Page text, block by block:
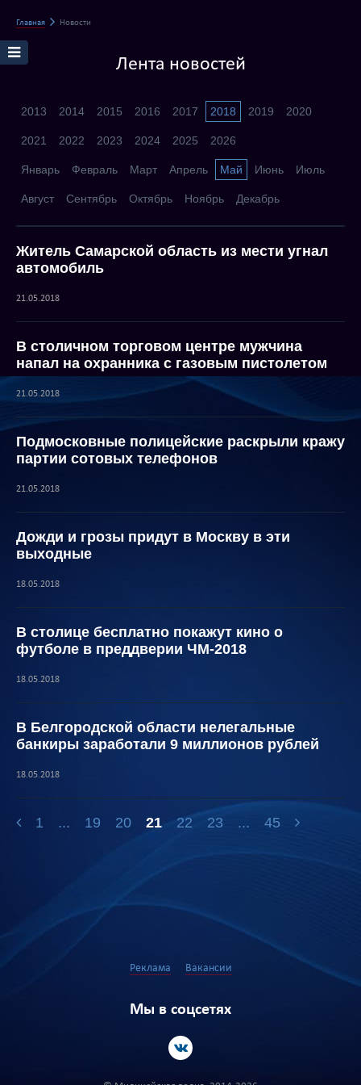
Главная Новости
Лента новостей
2013 2014 2015 2016 2017 2018 2019 2020
2021 2022 2023 2024 2025 2026
Январь Февраль Март Апрель Май Июнь Июль
Август Сентябрь Октябрь Ноябрь Декабрь
Житель Самарской область из мести угнал
автомобиль
21.05.2018
В столичном торговом центре мужчина
напал на охранника с газовым пистолетом
21.05.2018
Подмосковные полицейские раскрыли кражу
партии сотовых телефонов
21.05.2018
Дожди и грозы придут в Москву в эти
выходные
18.05.2018
В столице бесплатно покажут кино о
футболе в преддверии ЧМ-2018
18.05.2018
В Белгородской области нелегальные
банкиры заработали 9 миллионов рублей
18.05.2018
1 ... 19 20 21 22 23 ... 45
Реклама Вакансии
Мы в соцсетях